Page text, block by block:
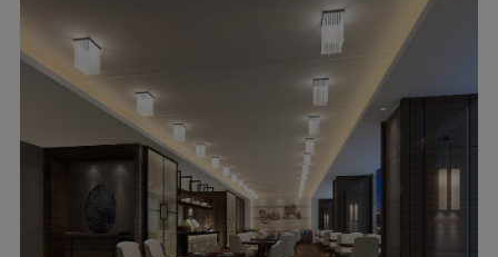
消费情趣的过程中得到一种精神上的愉悦与升华。